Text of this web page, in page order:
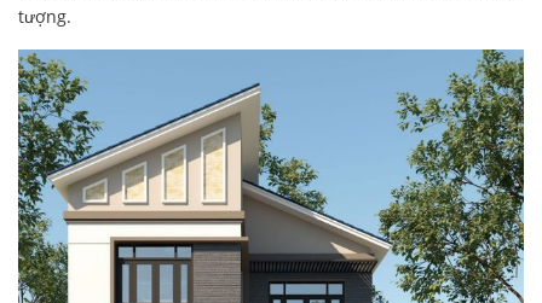
tượng.